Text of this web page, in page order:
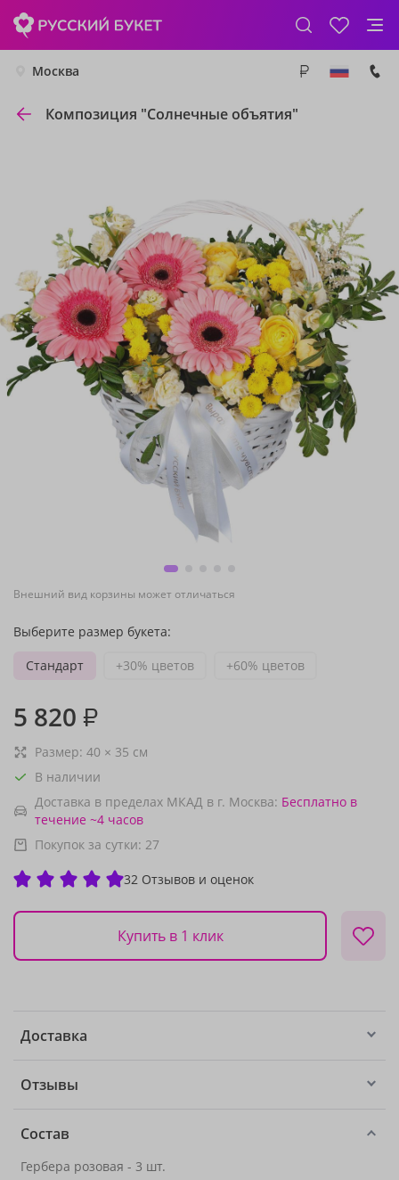
Москва
Композиция "Солнечные объятия"
Внешний вид корзины может отличаться
Выберите размер букета:
Стандарт
+30% цветов +60% цветов
5 820 ₽
Размер: 40 × 35 см
В наличии
Доставка в пределах МКАД в г. Москва: Бесплатно в
течение ~4 часов
Покупок за сутки: 27
32 Отзывов и оценок
Купить в 1 клик
Доставка
Отзывы
Состав
Гербера розовая - 3 шт.